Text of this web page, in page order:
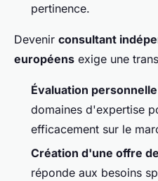
pertinence.
Devenir consultant
européens exige une
Évaluation
domaines d'expertise
efficacement sur le
Création d'une offre
réponde aux besoins